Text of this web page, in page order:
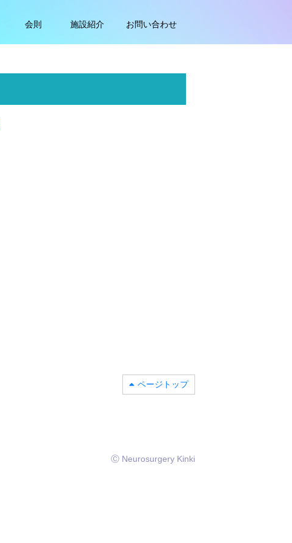
会則 施設紹介 お問い合わせ
ページトップ
Ⓒ Neurosurgery Kinki